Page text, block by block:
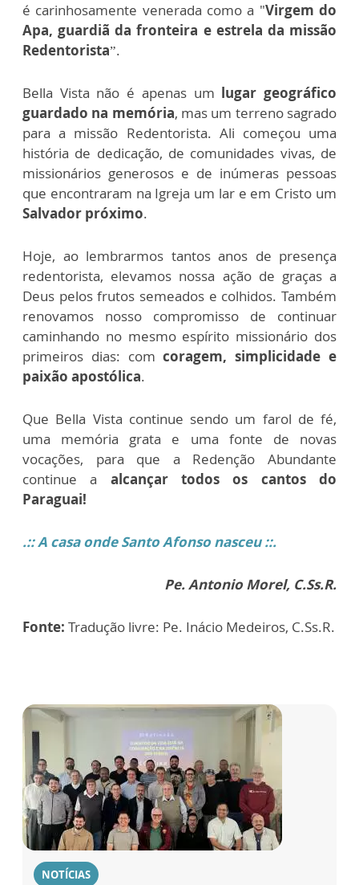
é carinhosamente venerada como a "Virgem do
Apa, guardiã da fronteira e estrela da missão
Redentorista”.
Bella Vista não é apenas um lugar geográfico
guardado na memória, mas um terreno sagrado
para a missão Redentorista. Ali começou uma
história de dedicação, de comunidades vivas, de
missionários generosos e de inúmeras pessoas
que encontraram na Igreja um lar e em Cristo um
Salvador próximo.
Hoje, ao lembrarmos tantos anos de presença
redentorista, elevamos nossa ação de graças a
Deus pelos frutos semeados e colhidos. Também
renovamos nosso compromisso de continuar
caminhando no mesmo espírito missionário dos
primeiros dias: comcoragem, simplicidade e
paixão apostólica.
Que Bella Vista continue sendo um farol de fé,
uma memória grata e uma fonte de novas
vocações, para que a Redenção Abundante
continue a alcançar todos os cantos do
Paraguai!
.:: A casa onde Santo Afonso nasceu ::.
Pe. Antonio Morel, C.Ss.R.
Fonte: Tradução livre: Pe. Inácio Medeiros, C.Ss.R.
NOTÍCIAS